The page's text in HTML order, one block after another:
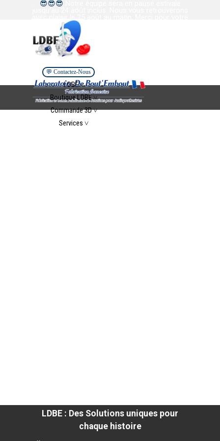
Aller au contenu
😎😎😎
confiance et votre collaboration. Bel été à tous.
💬 Contactez-Nous
Sauter le menu
LDBE ˅
▼
Boutique LDBE ˅
▼
Commande 3D ˅
▼
Services ˅
LDBE : Des Solutions uniques pour
chaque histoire